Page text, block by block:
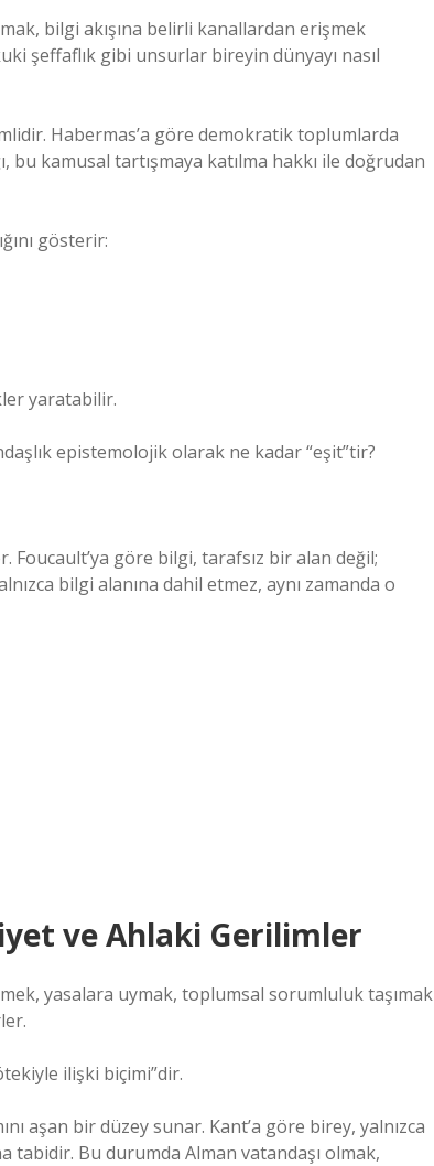
bilgi akışına belirli kanallardan erişmek
şeffaflık gibi unsurlar bireyin dünyayı nasıl
Habermas’a göre demokratik toplumlarda
bu kamusal tartışmaya katılma hakkı ile doğrudan
gösterir:
yaratabilir.
epistemolojik olarak ne kadar “eşit”tir?
göre bilgi, tarafsız bir alan değil;
bilgi alanına dahil etmez, aynı zamanda o
ve Ahlaki Gerilimler
yasalara uymak, toplumsal sorumluluk taşımak
ilişki biçimi”dir.
aşan bir düzey sunar. Kant’a göre birey, yalnızca
tabidir. Bu durumda Alman vatandaşı olmak,